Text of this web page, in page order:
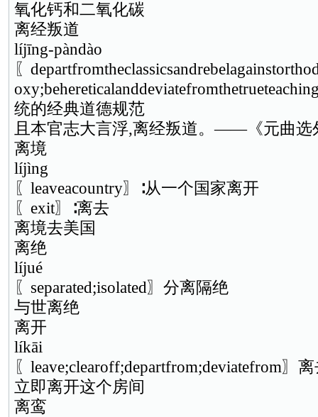
氧化钙和二氧化碳
离经叛道
líjīng-pàndào
〖
统的经典道德规范
且本官志大言浮,离经叛道。——《元曲选
离境
líjìng
〖leaveacountry〗∶从一个国家离开
〖exit〗∶离去
离境去美国
离绝
líjué
〖separated;isolated〗分离隔绝
与世离绝
离开
líkāi
〖leave;clearoff;departfrom;deviatefrom〗
立即离开这个房间
离鸾